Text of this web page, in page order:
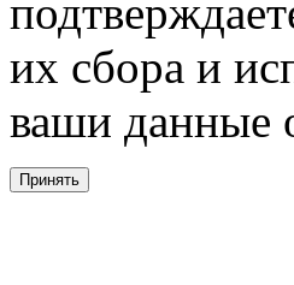
их сбора и
ваши данные
Принять